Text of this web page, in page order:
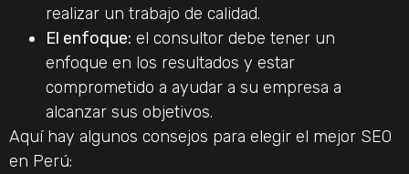
realizar un trabajo de calidad.
El enfoque: el consultor debe tener un
enfoque en los resultados y estar
comprometido a ayudar a su empresa a
alcanzar sus objetivos.
Aquí hay algunos consejos para elegir el mejor SEO
en Perú: